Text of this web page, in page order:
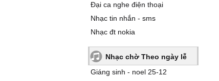
Đại ca nghe điện thoại
Nhạc tin nhắn - sms
Nhạc đt nokia
Nhạc chờ Theo ngày lễ
Giáng sinh - noel 25-12